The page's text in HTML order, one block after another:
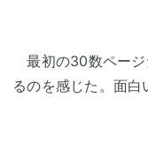
最初の30数ページ
るのを感じた。面白